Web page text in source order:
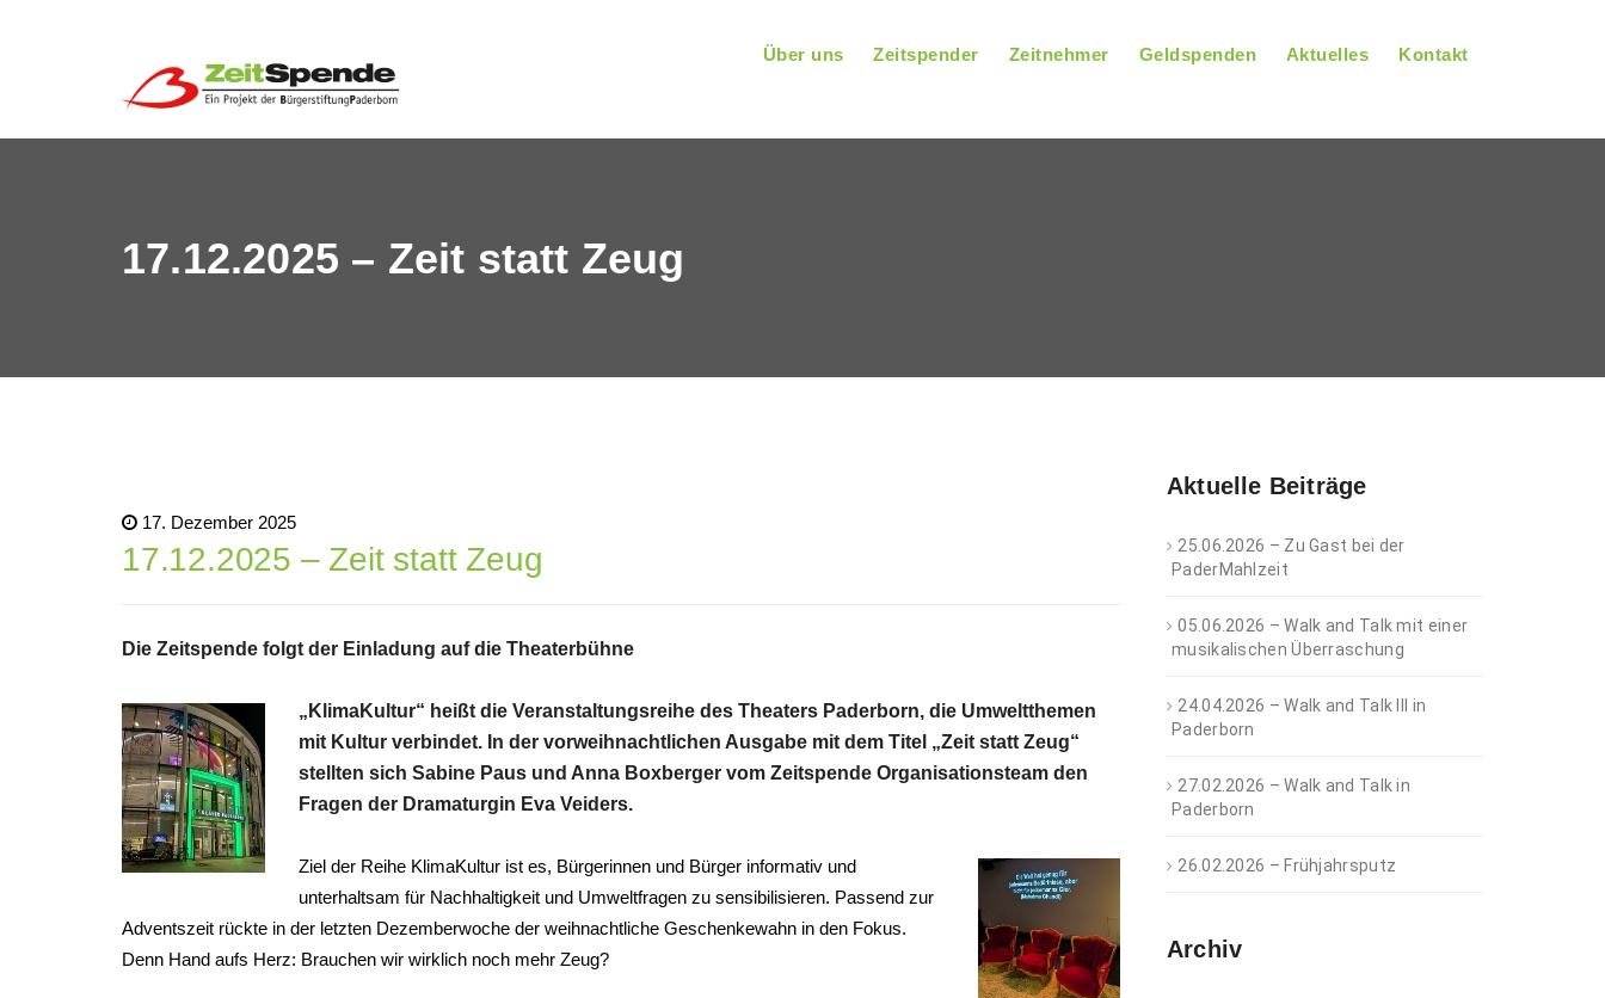
Über uns Zeitspender Zeitnehmer Geldspenden Aktuelles Kontakt
17.12.2025 – Zeit statt Zeug
17. Dezember 2025
17.12.2025 – Zeit statt Zeug
Die Zeitspende folgt der Einladung auf die Theaterbühne
„KlimaKultur“ heißt die Veranstaltungsreihe des Theaters Paderborn, die Umweltthemen
mit Kultur verbindet. In der vorweihnachtlichen Ausgabe mit dem Titel „Zeit statt Zeug“
stellten sich Sabine Paus und Anna Boxberger vom Zeitspende Organisationsteam den
Fragen der Dramaturgin Eva Veiders.
Ziel der Reihe KlimaKultur ist es, Bürgerinnen und Bürger informativ und
unterhaltsam für Nachhaltigkeit und Umweltfragen zu sensibilisieren. Passend zur
Adventszeit rückte in der letzten Dezemberwoche der weihnachtliche Geschenkewahn in den Fokus.
Denn Hand aufs Herz: Brauchen wir wirklich noch mehr Zeug?
Aktuelle Beiträge
25.06.2026 – Zu Gast bei der
PaderMahlzeit
05.06.2026 – Walk and Talk mit einer
musikalischen Überraschung
24.04.2026 – Walk and Talk III in
Paderborn
27.02.2026 – Walk and Talk in
Paderborn
26.02.2026 – Frühjahrsputz
Archiv